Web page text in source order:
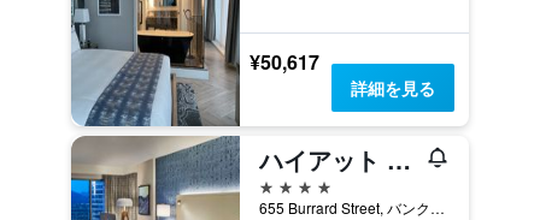
¥50,617
詳細を見る
ハイアット リージェンシー バンクーバー
4つ星
655 Burrard Street, バンクーバー, BC, カナダ